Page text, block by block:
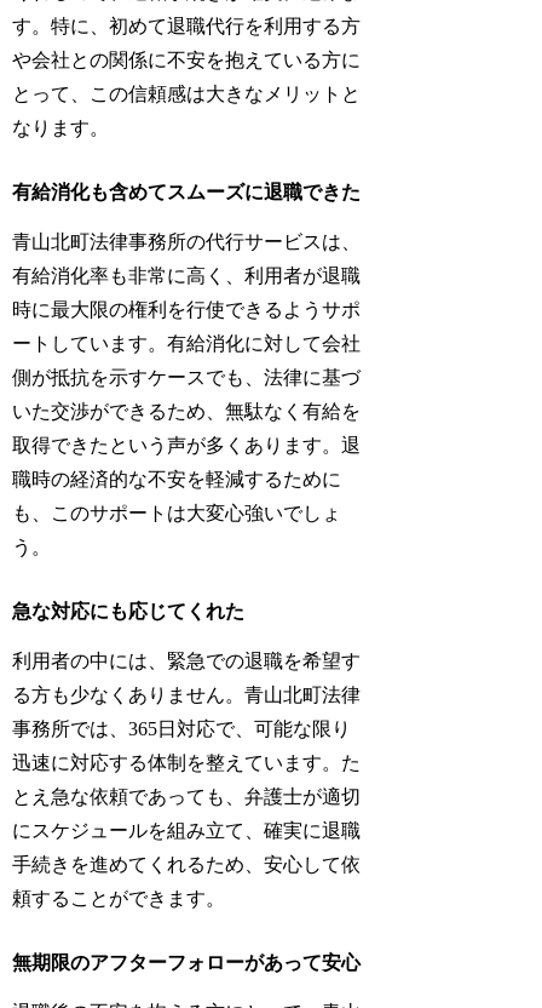
す。特に、初めて退職代行を利用する方
や会社との関係に不安を抱えている方に
とって、この信頼感は大きなメリットと
なります。
有給消化も含めてスムーズに退職できた
青山北町法律事務所の代行サービスは、
有給消化率も非常に高く、利用者が退職
時に最大限の権利を行使できるようサポ
ートしています。有給消化に対して会社
側が抵抗を示すケースでも、法律に基づ
いた交渉ができるため、無駄なく有給を
取得できたという声が多くあります。退
職時の経済的な不安を軽減するために
も、このサポートは大変心強いでしょ
う。
急な対応にも応じてくれた
利用者の中には、緊急での退職を希望す
る方も少なくありません。青山北町法律
事務所では、365日対応で、可能な限り
迅速に対応する体制を整えています。た
とえ急な依頼であっても、弁護士が適切
にスケジュールを組み立て、確実に退職
手続きを進めてくれるため、安心して依
頼することができます。
無期限のアフターフォローがあって安心